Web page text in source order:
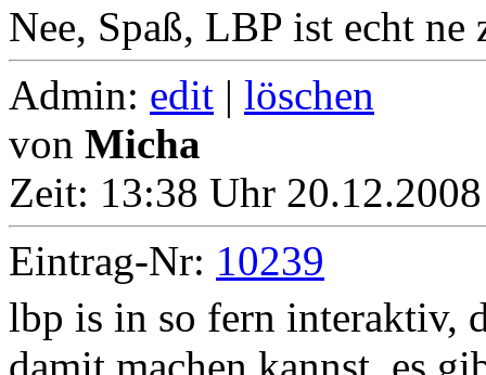
Nee, Spaß, LBP ist echt
Admin: edit | löschen
von Micha
Zeit: 13:38 Uhr
Eintrag-Nr: 10239
lbp is in so fern interaktiv,